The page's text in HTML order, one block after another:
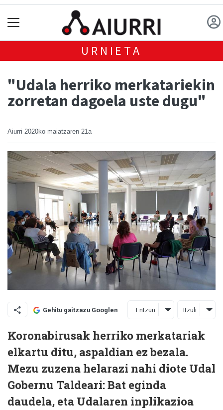
URNIETA
"Udala herriko merkatariekin
zorretan dagoela uste dugu"
Aiurri 2020ko maiatzaren 21a
Gehitu gaitzazu Googlen Entzun Itzuli
Koronabirusak herriko merkatariak
elkartu ditu, aspaldian ez bezala.
Mezu zuzena helarazi nahi diote Udal
Gobernu Taldeari: Bat eginda
daudela, eta Udalaren inplikazioa